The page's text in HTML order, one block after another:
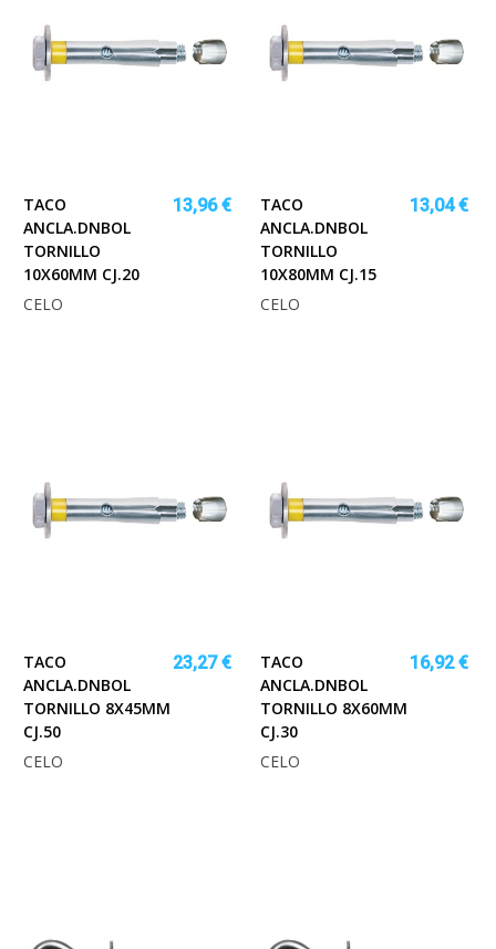
TACO
ANCLA.DNBOL
TORNILLO
10X60MM CJ.20
13,96 €
CELO
TACO
ANCLA.DNBOL
TORNILLO
10X80MM CJ.15
13,04 €
CELO
TACO
ANCLA.DNBOL
TORNILLO 8X45MM
CJ.50
23,27 €
CELO
TACO
ANCLA.DNBOL
TORNILLO 8X60MM
CJ.30
16,92 €
CELO